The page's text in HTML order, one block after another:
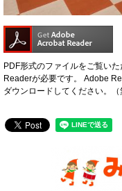
PDF形式のファイルをご覧い
Readerが必要です。
Adobe
ダウンロードしてください。（